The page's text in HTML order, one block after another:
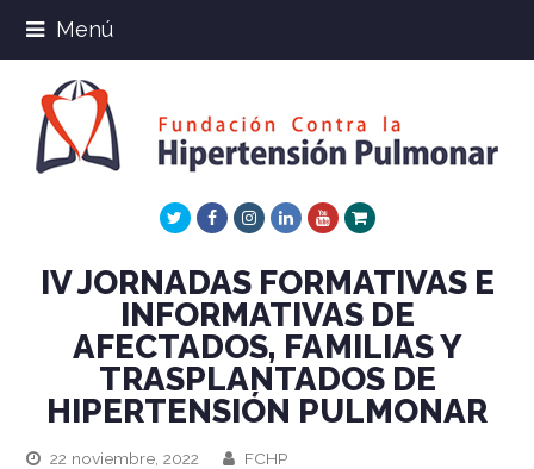
Menú
TwitterFacebookInstagram
LinkedInYoutube
Xing
IV JORNADAS FORMATIVAS E
INFORMATIVAS DE
AFECTADOS, FAMILIAS Y
TRASPLANTADOS DE
HIPERTENSIÓN PULMONAR
22 noviembre, 2022
FCHP